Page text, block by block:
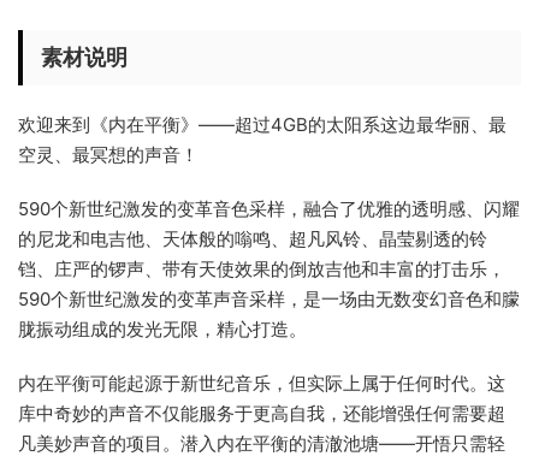
素材说明
欢迎来到《内在平衡》——超过4GB的太阳系这边最华丽、最
空灵、最冥想的声音！
590个新世纪激发的变革音色采样，融合了优雅的透明感、闪耀
的尼龙和电吉他、天体般的嗡鸣、超凡风铃、晶莹剔透的铃
铛、庄严的锣声、带有天使效果的倒放吉他和丰富的打击乐，
590个新世纪激发的变革声音采样，是一场由无数变幻音色和朦
胧振动组成的发光无限，精心打造。
内在平衡可能起源于新世纪音乐，但实际上属于任何时代。这
库中奇妙的声音不仅能服务于更高自我，还能增强任何需要超
凡美妙声音的项目。潜入内在平衡的清澈池塘——开悟只需轻